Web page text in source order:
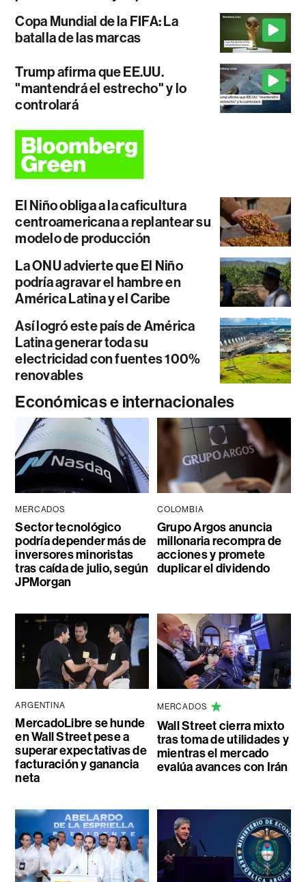
Copa Mundial de la FIFA: La
batalla de las marcas
Trump afirma que EE.UU.
"mantendrá el estrecho" y lo
controlará
El Niño obliga a la caficultura
centroamericana a replantear su
modelo de producción
La ONU advierte que El Niño
podría agravar el hambre en
América Latina y el Caribe
Así logró este país de América
Latina generar toda su
electricidad con fuentes 100%
renovables
Económicas e internacionales
MERCADOS
Sector tecnológico
podría depender más de
inversores minoristas
tras caída de julio, según
JPMorgan
COLOMBIA
Grupo Argos anuncia
millonaria recompra de
acciones y promete
duplicar el dividendo
ARGENTINA
MercadoLibre se hunde
en Wall Street pese a
superar expectativas de
facturación y ganancia
neta
MERCADOS
Wall Street cierra mixto
tras toma de utilidades y
mientras el mercado
evalúa avances con Irán